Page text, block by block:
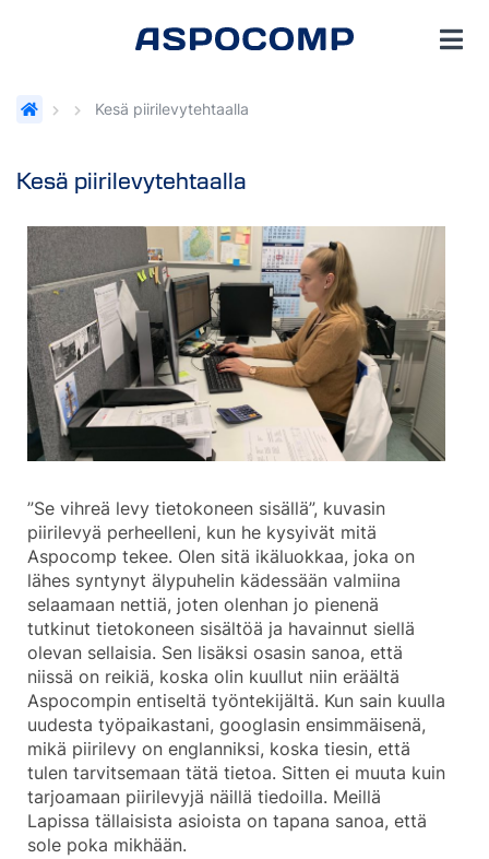
Kesä piirilevytehtaalla
Kesä piirilevytehtaalla
”Se vihreä levy tietokoneen sisällä”, kuvasin
piirilevyä perheelleni, kun he kysyivät mitä
Aspocomp tekee. Olen sitä ikäluokkaa, joka on
lähes syntynyt älypuhelin kädessään valmiina
selaamaan nettiä, joten olenhan jo pienenä
tutkinut tietokoneen sisältöä ja havainnut siellä
olevan sellaisia. Sen lisäksi osasin sanoa, että
niissä on reikiä, koska olin kuullut niin eräältä
Aspocompin entiseltä työntekijältä. Kun sain kuulla
uudesta työpaikastani, googlasin ensimmäisenä,
mikä piirilevy on englanniksi, koska tiesin, että
tulen tarvitsemaan tätä tietoa. Sitten ei muuta kuin
tarjoamaan piirilevyjä näillä tiedoilla. Meillä
Lapissa tällaisista asioista on tapana sanoa, että
sole poka mikhään.